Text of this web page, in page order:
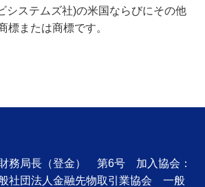
システムズ社)の米国ならびにその他
標または商標です。
務局長（登金） 第6号 加入協会：
社団法人金融先物取引業協会 一般